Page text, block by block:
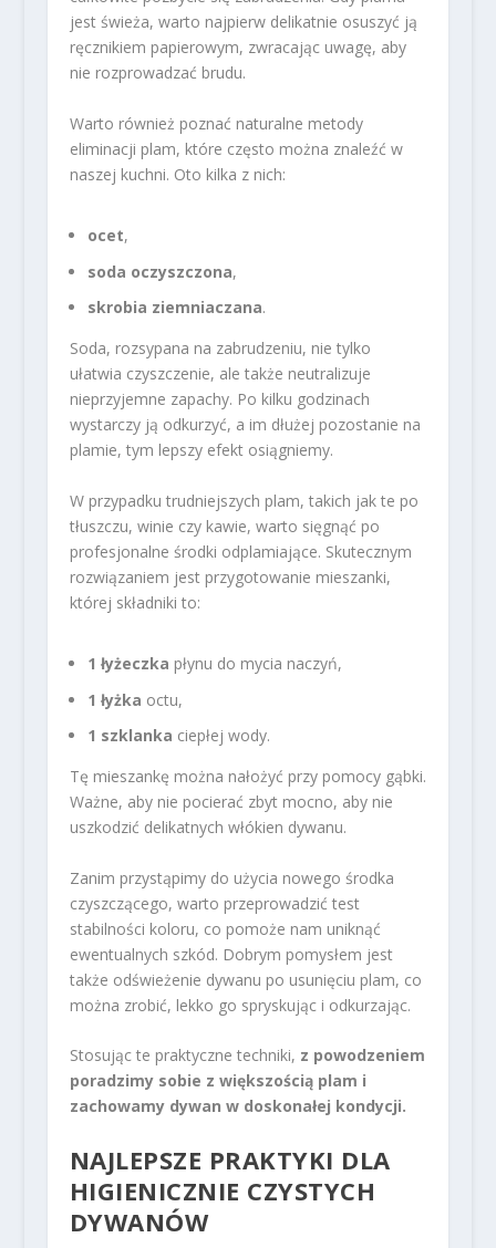
jest świeża, warto najpierw delikatnie osuszyć ją
ręcznikiem papierowym, zwracając uwagę, aby
nie rozprowadzać brudu.
Warto również poznać naturalne metody
eliminacji plam, które często można znaleźć w
naszej kuchni. Oto kilka z nich:
ocet,
soda oczyszczona,
skrobia ziemniaczana.
Soda, rozsypana na zabrudzeniu, nie tylko
ułatwia czyszczenie, ale także neutralizuje
nieprzyjemne zapachy. Po kilku godzinach
wystarczy ją odkurzyć, a im dłużej pozostanie na
plamie, tym lepszy efekt osiągniemy.
W przypadku trudniejszych plam, takich jak te po
tłuszczu, winie czy kawie, warto sięgnąć po
profesjonalne środki odplamiające. Skutecznym
rozwiązaniem jest przygotowanie mieszanki,
której składniki to:
1 łyżeczka płynu do mycia naczyń,
1 łyżka octu,
1 szklanka ciepłej wody.
Tę mieszankę można nałożyć przy pomocy gąbki.
Ważne, aby nie pocierać zbyt mocno, aby nie
uszkodzić delikatnych włókien dywanu.
Zanim przystąpimy do użycia nowego środka
czyszczącego, warto przeprowadzić test
stabilności koloru, co pomoże nam uniknąć
ewentualnych szkód. Dobrym pomysłem jest
także odświeżenie dywanu po usunięciu plam, co
można zrobić, lekko go spryskując i odkurzając.
Stosując te praktyczne techniki, z powodzeniem
poradzimy sobie z większością plam i
zachowamy dywan w doskonałej kondycji.
NAJLEPSZE PRAKTYKI DLA
HIGIENICZNIE CZYSTYCH
DYWANÓW